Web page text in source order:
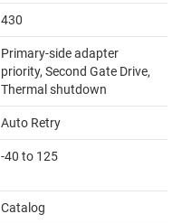
430
Primary-side adapter
priority, Second Gate Drive,
Thermal shutdown
Auto Retry
-40 to 125
Catalog